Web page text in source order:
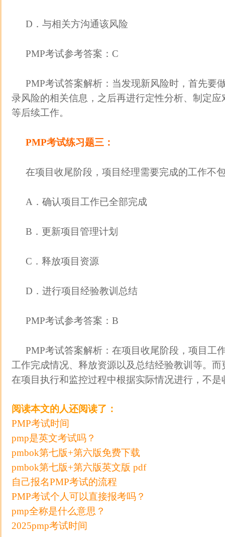
D．与相关方沟通该风险
PMP考试参考答案：C
PMP考试答案解析：当发现新风险时，首先要
录风险的相关信息，之后再进行定性分析、制定
等后续工作。
PMP考试练习题三：
在项目收尾阶段，项目经理需要完成的工作不
A．确认项目工作已全部完成
B．更新项目管理计划
C．释放项目资源
D．进行项目经验教训总结
PMP考试参考答案：B
PMP考试答案解析：在项目收尾阶段，项目工
工作完成情况、释放资源以及总结经验教训等。
在项目执行和监控过程中根据实际情况进行，不
阅读本文的人还阅读了：
PMP考试时间
pmp是英文考试吗？
pmbok第七版+第六版免费下载
pmbok第七版+第六版英文版 pdf
自己报名PMP考试的流程
PMP考试个人可以直接报考吗？
pmp全称是什么意思？
2025pmp考试时间